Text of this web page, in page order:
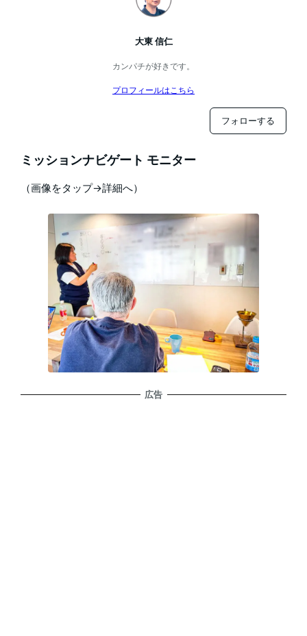
大東 信仁
カンパチが好きです。
プロフィールはこちら
フォローする
ミッションナビゲート モニター
（画像をタップ→詳細へ）
広告